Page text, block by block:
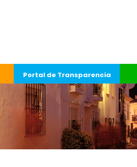
Portal de Transparencia